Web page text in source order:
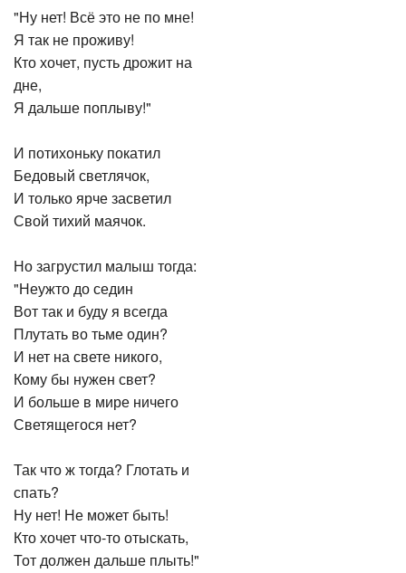
"Ну нет! Всё это не по мне!
Я так не проживу!
Кто хочет, пусть дрожит на
дне,
Я дальше поплыву!"
И потихоньку покатил
Бедовый светлячок,
И только ярче засветил
Свой тихий маячок.
Но загрустил малыш тогда:
"Неужто до седин
Вот так и буду я всегда
Плутать во тьме один?
И нет на свете никого,
Кому бы нужен свет?
И больше в мире ничего
Светящегося нет?
Так что ж тогда? Глотать и
спать?
Ну нет! Не может быть!
Кто хочет что-то отыскать,
Тот должен дальше плыть!"